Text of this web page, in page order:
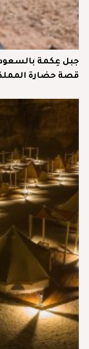
جبل عِكمة
قصة حضارة